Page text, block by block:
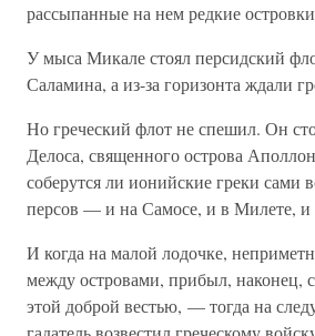
рассыпанные на нем редкие
У мыса Микале стоял персидский
Саламина, а из-за горизонта ждали
Но греческий флот не спешил. Он
Делоса, священного острова
соберутся ли ионийские греки сами
персов — и на Самосе, и в Милете, и
И когда на малой лодочке,
между островами, прибыл, наконец,
этой доброй вестью, — тогда на